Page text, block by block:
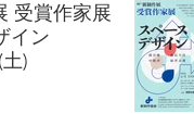
受賞作家展
イン
)